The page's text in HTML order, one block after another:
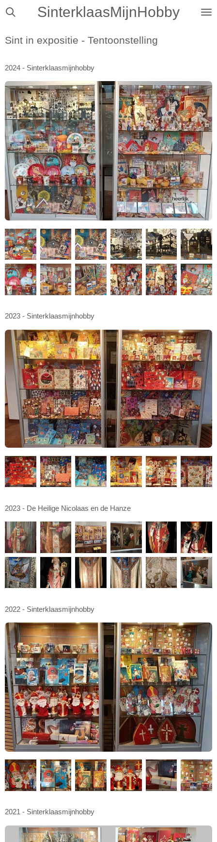
Ga
de
SinterklaasMijnHobby
Sint in expositie - Tentoonstelling
2024 - Sinterklaasmijnhobby
2023 - Sinterklaasmijnhobby
2023 - De Heilige Nicolaas en de Hanze
2022 - Sinterklaasmijnhobby
2021 - Sinterklaasmijnhobby